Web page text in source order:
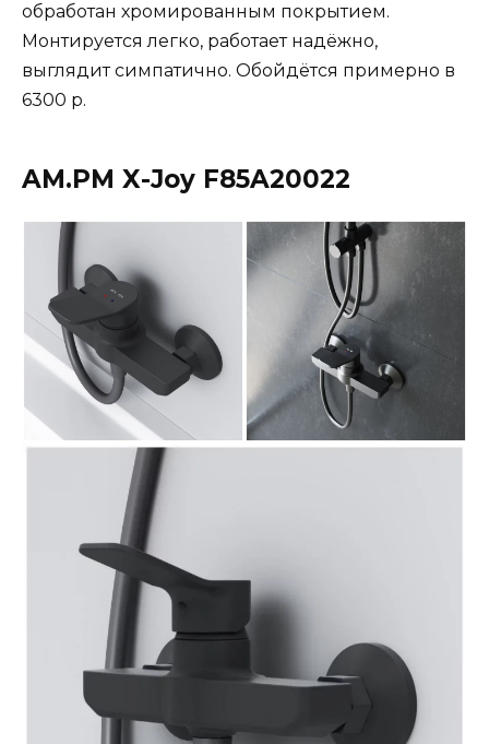
обработан хромированным покрытием.
Монтируется легко, работает надёжно,
выглядит симпатично. Обойдётся примерно в
6300 р.
AM.PM X-Joy F85A20022